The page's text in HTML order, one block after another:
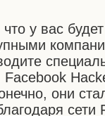
у вас
Facebook
они